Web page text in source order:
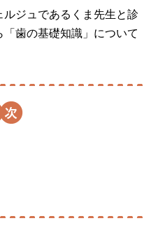
ジュであるくま先生と診
歯の基礎知識」について